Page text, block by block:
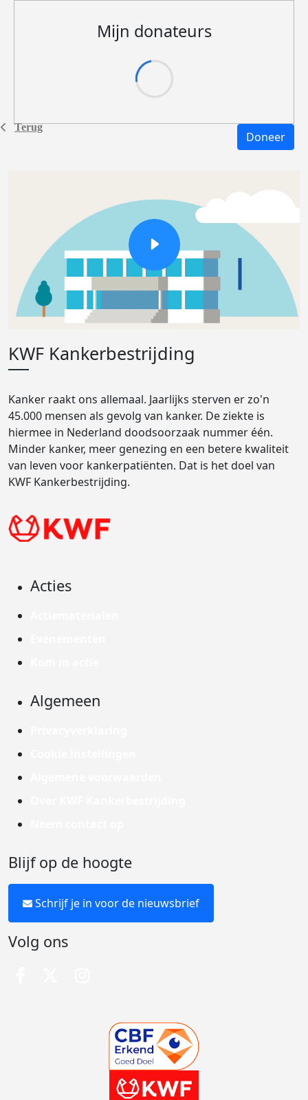
Terug
Mijn donateurs
Doneer
KWF Kankerbestrijding
Kanker raakt ons allemaal. Jaarlijks sterven er zo'n
45.000 mensen als gevolg van kanker. De ziekte is
hiermee in Nederland doodsoorzaak nummer één.
Minder kanker, meer genezing en een betere kwaliteit
van leven voor kankerpatiënten. Dat is het doel van
KWF Kankerbestrijding.
Acties
Algemeen
Blijf op de hoogte
Schrijf je in voor de nieuwsbrief
Volg ons